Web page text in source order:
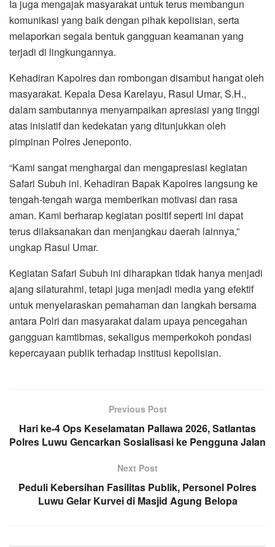
Ia juga mengajak masyarakat untuk terus membangun
komunikasi yang baik dengan pihak kepolisian, serta
melaporkan segala bentuk gangguan keamanan yang
terjadi di lingkungannya.
Kehadiran Kapolres dan rombongan disambut hangat oleh
masyarakat. Kepala Desa Karelayu, Rasul Umar, S.H.,
dalam sambutannya menyampaikan apresiasi yang tinggi
atas inisiatif dan kedekatan yang ditunjukkan oleh
pimpinan Polres Jeneponto.
“Kami sangat menghargai dan mengapresiasi kegiatan
Safari Subuh ini. Kehadiran Bapak Kapolres langsung ke
tengah-tengah warga memberikan motivasi dan rasa
aman. Kami berharap kegiatan positif seperti ini dapat
terus dilaksanakan dan menjangkau daerah lainnya,”
ungkap Rasul Umar.
Kegiatan Safari Subuh ini diharapkan tidak hanya menjadi
ajang silaturahmi, tetapi juga menjadi media yang efektif
untuk menyelaraskan pemahaman dan langkah bersama
antara Polri dan masyarakat dalam upaya pencegahan
gangguan kamtibmas, sekaligus memperkokoh pondasi
kepercayaan publik terhadap institusi kepolisian.
Previous Post
Hari ke-4 Ops Keselamatan Pallawa 2026, Satlantas
Polres Luwu Gencarkan Sosialisasi ke Pengguna Jalan
Next Post
Peduli Kebersihan Fasilitas Publik, Personel Polres
Luwu Gelar Kurvei di Masjid Agung Belopa